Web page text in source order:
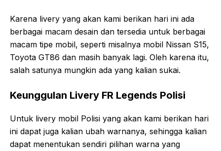
Karena livery yang akan kami berikan hari ini ada
berbagai macam desain dan tersedia untuk berbagai
macam tipe mobil, seperti misalnya mobil Nissan S15,
Toyota GT86 dan masih banyak lagi. Oleh karena itu,
salah satunya mungkin ada yang kalian sukai.
Keunggulan Livery FR Legends Polisi
Untuk livery mobil Polisi yang akan kami berikan hari
ini dapat juga kalian ubah warnanya, sehingga kalian
dapat menentukan sendiri pilihan warna yang